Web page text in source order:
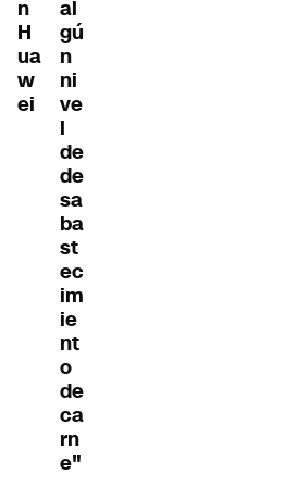
n
H
ua
w
ei
al
gú
n
ni
ve
l
de
de
sa
ba
st
ec
im
ie
nt
o
de
ca
rn
e"